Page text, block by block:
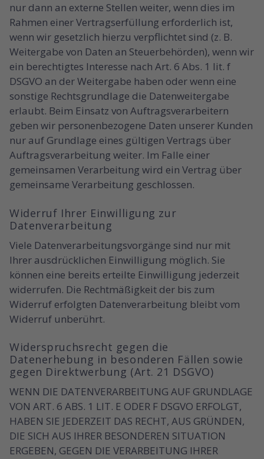
nur dann an externe Stellen weiter, wenn dies im
Rahmen einer Vertragserfüllung erforderlich ist,
wenn wir gesetzlich hierzu verpflichtet sind (z. B.
Weitergabe von Daten an Steuerbehörden), wenn wir
ein berechtigtes Interesse nach Art. 6 Abs. 1 lit. f
DSGVO an der Weitergabe haben oder wenn eine
sonstige Rechtsgrundlage die Datenweitergabe
erlaubt. Beim Einsatz von Auftragsverarbeitern
geben wir personenbezogene Daten unserer Kunden
nur auf Grundlage eines gültigen Vertrags über
Auftragsverarbeitung weiter. Im Falle einer
gemeinsamen Verarbeitung wird ein Vertrag über
gemeinsame Verarbeitung geschlossen.
Widerruf Ihrer Einwilligung zur
Datenverarbeitung
Viele Datenverarbeitungsvorgänge sind nur mit
Ihrer ausdrücklichen Einwilligung möglich. Sie
können eine bereits erteilte Einwilligung jederzeit
widerrufen. Die Rechtmäßigkeit der bis zum
Widerruf erfolgten Datenverarbeitung bleibt vom
Widerruf unberührt.
Widerspruchsrecht gegen die
Datenerhebung in besonderen Fällen sowie
gegen Direktwerbung (Art. 21 DSGVO)
WENN DIE DATENVERARBEITUNG AUF GRUNDLAGE
VON ART. 6 ABS. 1 LIT. E ODER F DSGVO ERFOLGT,
HABEN SIE JEDERZEIT DAS RECHT, AUS GRÜNDEN,
DIE SICH AUS IHRER BESONDEREN SITUATION
ERGEBEN, GEGEN DIE VERARBEITUNG IHRER